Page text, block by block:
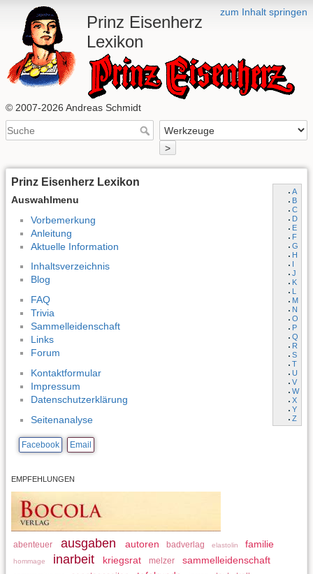
zum Inhalt springen
Prinz Eisenherz
Lexikon
© 2007-2026 Andreas Schmidt
>
Prinz Eisenherz Lexikon
Auswahlmenu
A
B
C
D
E
F
G
H
I
J
K
L
M
N
O
P
Q
R
S
T
U
V
W
X
Y
Z
Vorbemerkung
Anleitung
Aktuelle Information
Inhaltsverzeichnis
Blog
FAQ
Trivia
Sammelleidenschaft
Links
Forum
Kontaktformular
Impressum
Datenschutzerklärung
Seitenanalyse
Facebook Email
EMPFEHLUNGEN
abenteuer ausgaben autoren badverlag elastolin familie
hommage inarbeit kriegsrat melzer sammelleidenschaft